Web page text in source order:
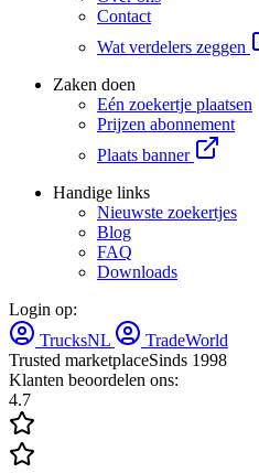
Contact
Wat verdelers zeggen
Zaken doen
Eén zoekertje plaatsen
Prijzen abonnement
Plaats banner
Handige links
Nieuwste zoekertjes
Blog
FAQ
Downloads
Login op:
TrucksNL
TradeWorld
Trusted marketplaceSinds 1998
Klanten beoordelen ons:
4.7